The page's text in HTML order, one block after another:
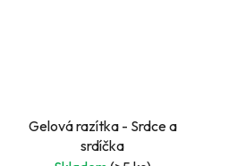
Gelová razítka - Srdce a
srdíčka